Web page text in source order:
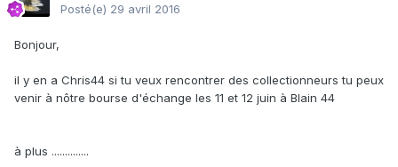
Posté(e) 29 avril 2016
Bonjour,
il y en a Chris44 si tu veux rencontrer des collectionneurs tu peux
venir à nôtre bourse d'échange les 11 et 12 juin à Blain 44
à plus ..............